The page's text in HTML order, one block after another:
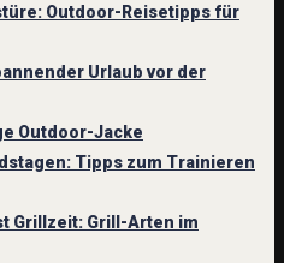
Outdoor-Reisetipps für
Urlaub vor der
Outdoor-Jacke
Tipps zum Trainieren
Grillzeit: Grill-Arten im